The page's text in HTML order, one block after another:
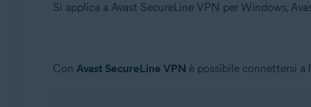
Si applica a Avast SecureLine VPN per Windows,
Prodotti:
Con Avast SecureLine VPN è possibile connettersi a